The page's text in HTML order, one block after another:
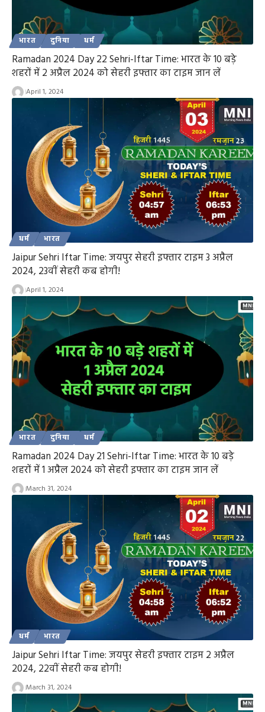
भारत दुनिया धर्म
Ramadan 2024 Day 22 Sehri-Iftar Time: भारत के 10 बड़े
शहरों में 2 अप्रैल 2024 को सेहरी इफ्तार का टाइम जान लें
April 1, 2024
धर्म भारत
Jaipur Sehri Iftar Time: जयपुर सेहरी इफ्तार टाइम 3 अप्रैल
2024, 23वीं सेहरी कब होगी!
April 1, 2024
भारत दुनिया धर्म
Ramadan 2024 Day 21 Sehri-Iftar Time: भारत के 10 बड़े
शहरों में 1 अप्रैल 2024 को सेहरी इफ्तार का टाइम जान लें
March 31, 2024
धर्म भारत
Jaipur Sehri Iftar Time: जयपुर सेहरी इफ्तार टाइम 2 अप्रैल
2024, 22वीं सेहरी कब होगी!
March 31, 2024